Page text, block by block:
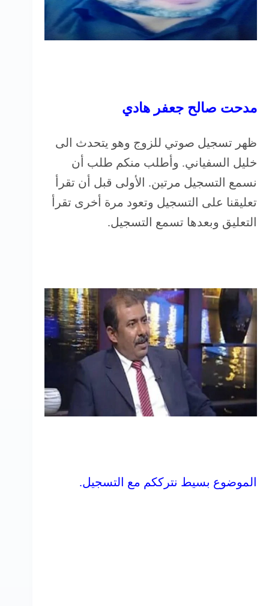
مدحت صالح جعفر هادي
ظهر تسجيل صوتي للزوج وهو يتحدث الى
خليل السفياني. وأطلب منكم طلب أن
نسمع التسجيل مرتين. الأولى قبل أن تقرأ
تعليقنا على التسجيل وتعود مرة أخرى تقرأ
التعليق وبعدها تسمع التسجيل.
الموضوع بسيط نترككم مع التسجيل.